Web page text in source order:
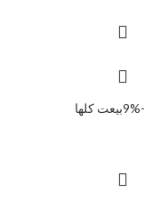
-9% بيعت كلها